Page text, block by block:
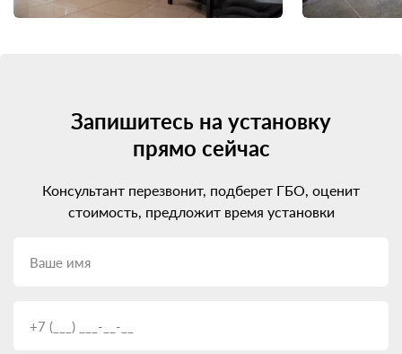
Запишитесь на установку
прямо сейчас
Консультант перезвонит, подберет ГБО, оценит
стоимость, предложит время установки